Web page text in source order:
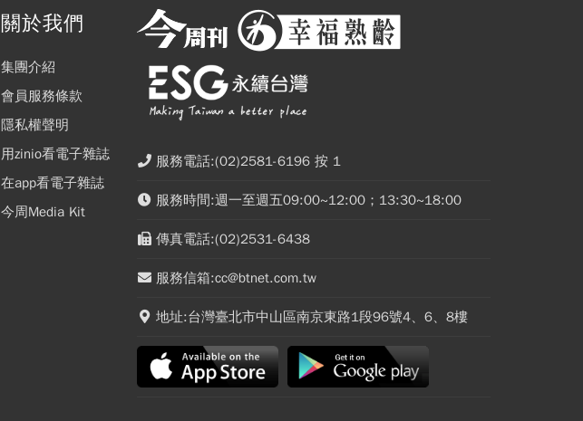
關於我們
集團介紹
會員服務條款
隱私權聲明
用zinio看電子雜誌
在app看電子雜誌
今周Media Kit
服務電話:(02)2581-6196 按 1
服務時間:週一至週五09:00~12:00；13:30~18:00
傳真電話:(02)2531-6438
服務信箱:cc@btnet.com.tw
地址:台灣臺北市中山區南京東路1段96號4、6、8樓